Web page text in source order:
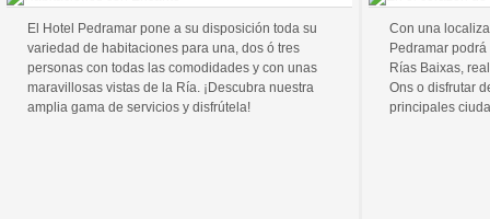
El Hotel Pedramar pone a su disposición toda su
variedad de habitaciones para una, dos ó tres
personas con todas las comodidades y con unas
maravillosas vistas de la Ría. ¡Descubra nuestra
amplia gama de servicios y disfrútela!
Con una
Pedramar
Rías Baixas,
Ons o disfrutar
principales